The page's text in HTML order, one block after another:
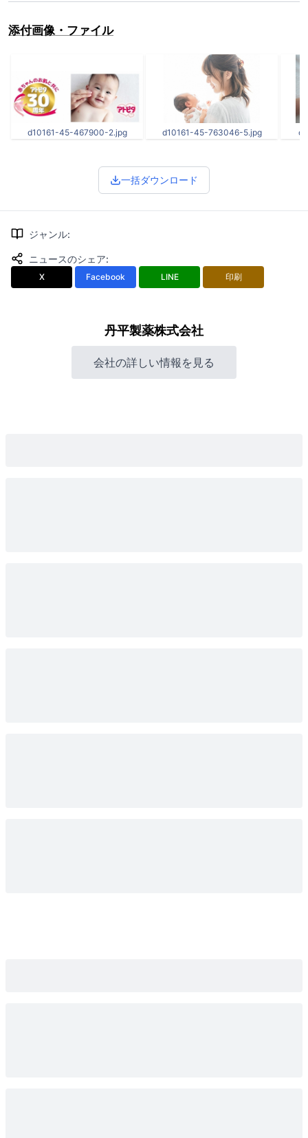
添付画像・ファイル
d10161-45-467900-2.jpg d10161-45-763046-5.jpg
一括ダウンロード
ジャンル:
ニュースのシェア:
X Facebook LINE 印刷
丹平製薬株式会社
会社の詳しい情報を見る